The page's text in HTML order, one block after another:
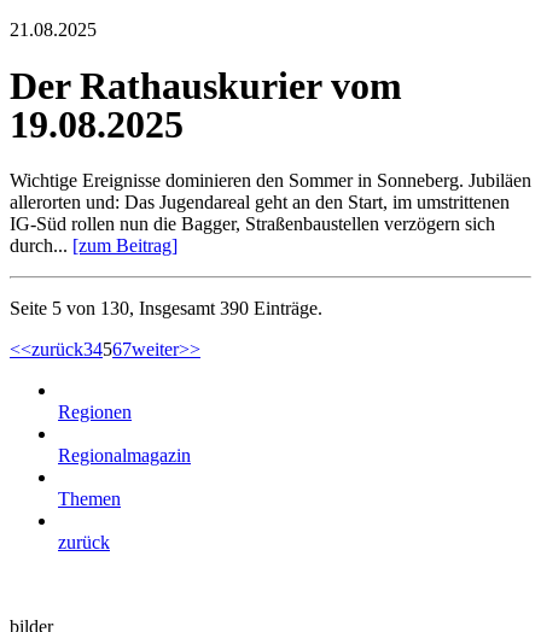
21.08.2025
Der Rathauskurier vom
19.08.2025
Wichtige Ereignisse dominieren den Sommer in Sonneberg. Jubiläen
allerorten und: Das Jugendareal geht an den Start, im umstrittenen
IG-Süd rollen nun die Bagger, Straßenbaustellen verzögern sich
durch... [zum Beitrag]
Seite 5 von 130, Insgesamt 390 Einträge.
<<zurück34567weiter>>
Regionen
Regionalmagazin
Themen
zurück
bilder